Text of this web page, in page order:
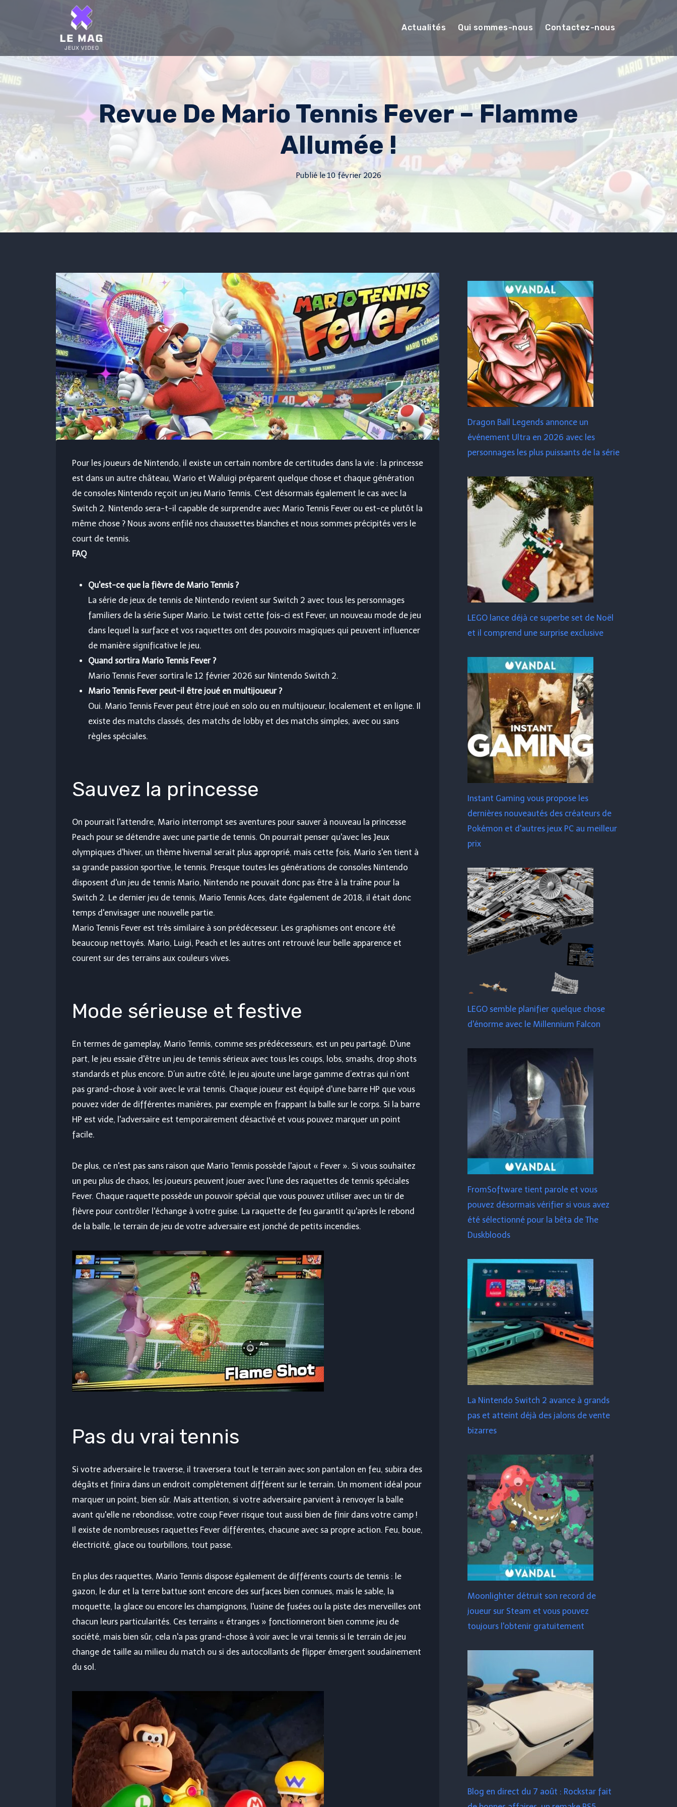
Actualités Qui sommes-nous Contactez-nous
Revue De Mario Tennis Fever – Flamme
Allumée !
Publié le10 février 2026
Pour les joueurs de Nintendo, il existe un certain nombre de certitudes dans la vie : la princesse
est dans un autre château, Wario et Waluigi préparent quelque chose et chaque génération
de consoles Nintendo reçoit un jeu Mario Tennis. C'est désormais également le cas avec la
Switch 2. Nintendo sera-t-il capable de surprendre avec Mario Tennis Fever ou est-ce plutôt la
même chose ? Nous avons enfilé nos chaussettes blanches et nous sommes précipités vers le
court de tennis.
FAQ
Qu'est-ce que la fièvre de Mario Tennis ?
La série de jeux de tennis de Nintendo revient sur Switch 2 avec tous les personnages
familiers de la série Super Mario. Le twist cette fois-ci est Fever, un nouveau mode de jeu
dans lequel la surface et vos raquettes ont des pouvoirs magiques qui peuvent influencer
de manière significative le jeu.
Quand sortira Mario Tennis Fever ?
Mario Tennis Fever sortira le 12 février 2026 sur Nintendo Switch 2.
Mario Tennis Fever peut-il être joué en multijoueur ?
Oui. Mario Tennis Fever peut être joué en solo ou en multijoueur, localement et en ligne. Il
existe des matchs classés, des matchs de lobby et des matchs simples, avec ou sans
règles spéciales.
Sauvez la princesse
On pourrait l'attendre, Mario interrompt ses aventures pour sauver à nouveau la princesse
Peach pour se détendre avec une partie de tennis. On pourrait penser qu'avec les Jeux
olympiques d'hiver, un thème hivernal serait plus approprié, mais cette fois, Mario s'en tient à
sa grande passion sportive, le tennis. Presque toutes les générations de consoles Nintendo
disposent d'un jeu de tennis Mario, Nintendo ne pouvait donc pas être à la traîne pour la
Switch 2. Le dernier jeu de tennis, Mario Tennis Aces, date également de 2018, il était donc
temps d'envisager une nouvelle partie.
Mario Tennis Fever est très similaire à son prédécesseur. Les graphismes ont encore été
beaucoup nettoyés. Mario, Luigi, Peach et les autres ont retrouvé leur belle apparence et
courent sur des terrains aux couleurs vives.
Mode sérieuse et festive
En termes de gameplay, Mario Tennis, comme ses prédécesseurs, est un peu partagé. D'une
part, le jeu essaie d'être un jeu de tennis sérieux avec tous les coups, lobs, smashs, drop shots
standards et plus encore. D’un autre côté, le jeu ajoute une large gamme d’extras qui n’ont
pas grand-chose à voir avec le vrai tennis. Chaque joueur est équipé d'une barre HP que vous
pouvez vider de différentes manières, par exemple en frappant la balle sur le corps. Si la barre
HP est vide, l'adversaire est temporairement désactivé et vous pouvez marquer un point
facile.
De plus, ce n'est pas sans raison que Mario Tennis possède l'ajout « Fever ». Si vous souhaitez
un peu plus de chaos, les joueurs peuvent jouer avec l'une des raquettes de tennis spéciales
Fever. Chaque raquette possède un pouvoir spécial que vous pouvez utiliser avec un tir de
fièvre pour contrôler l'échange à votre guise. La raquette de feu garantit qu'après le rebond
de la balle, le terrain de jeu de votre adversaire est jonché de petits incendies.
Pas du vrai tennis
Si votre adversaire le traverse, il traversera tout le terrain avec son pantalon en feu, subira des
dégâts et finira dans un endroit complètement différent sur le terrain. Un moment idéal pour
marquer un point, bien sûr. Mais attention, si votre adversaire parvient à renvoyer la balle
avant qu'elle ne rebondisse, votre coup Fever risque tout aussi bien de finir dans votre camp !
Il existe de nombreuses raquettes Fever différentes, chacune avec sa propre action. Feu, boue,
électricité, glace ou tourbillons, tout passe.
En plus des raquettes, Mario Tennis dispose également de différents courts de tennis : le
gazon, le dur et la terre battue sont encore des surfaces bien connues, mais le sable, la
moquette, la glace ou encore les champignons, l'usine de fusées ou la piste des merveilles ont
chacun leurs particularités. Ces terrains « étranges » fonctionneront bien comme jeu de
société, mais bien sûr, cela n'a pas grand-chose à voir avec le vrai tennis si le terrain de jeu
change de taille au milieu du match ou si des autocollants de flipper émergent soudainement
du sol.
Dragon Ball Legends annonce un
événement Ultra en 2026 avec les
personnages les plus puissants de la série
LEGO lance déjà ce superbe set de Noël
et il comprend une surprise exclusive
Instant Gaming vous propose les
dernières nouveautés des créateurs de
Pokémon et d'autres jeux PC au meilleur
prix
LEGO semble planifier quelque chose
d'énorme avec le Millennium Falcon
FromSoftware tient parole et vous
pouvez désormais vérifier si vous avez
été sélectionné pour la bêta de The
Duskbloods
La Nintendo Switch 2 avance à grands
pas et atteint déjà des jalons de vente
bizarres
Moonlighter détruit son record de
joueur sur Steam et vous pouvez
toujours l'obtenir gratuitement
Blog en direct du 7 août : Rockstar fait